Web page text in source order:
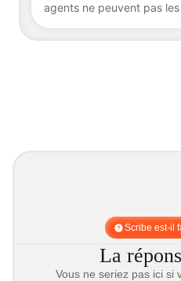
agents ne peuvent pas
Scribe est-il
La
Vous ne seriez pas ici si